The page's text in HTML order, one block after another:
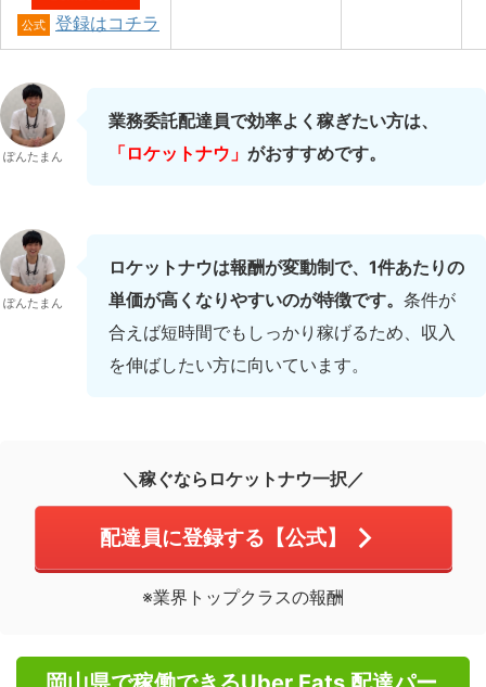
公式 登録はコチラ
ぽんたまん
業務委託配達員で効率よく稼ぎたい方は、
「ロケットナウ」 がおすすめです。
ぽんたまん
ロケットナウは報酬が変動制で、1件あたりの
単価が高くなりやすいのが特徴です。 条件が
合えば短時間でもしっかり稼げるため、収入
を伸ばしたい方に向いています。
＼稼ぐならロケットナウ一択／
配達員に登録する【公式】
※業界トップクラスの報酬